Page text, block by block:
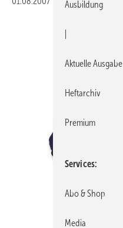
Ausbildung
Aktuelle Ausgabe
Heftarchiv
Premium
Services
Abo & Shop
Media